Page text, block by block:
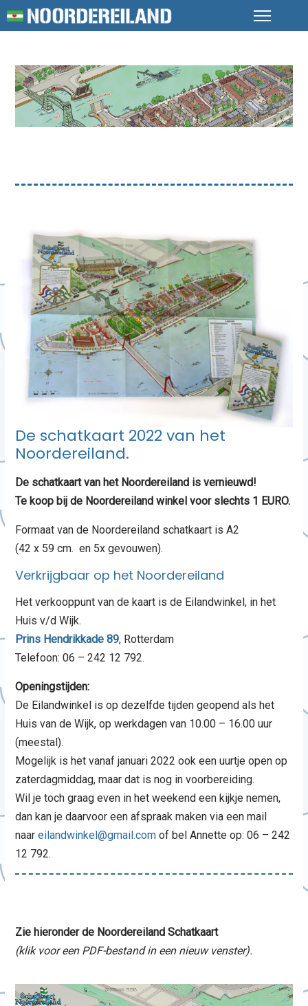
De schatkaart 2022 van het
Noordereiland.
De schatkaart van het Noordereiland is vernieuwd!
Te koop bij de Noordereiland winkel voor slechts 1 EURO.
Formaat van de Noordereiland schatkaart is A2
(42 x 59 cm. en 5x gevouwen).
Verkrijgbaar op het Noordereiland
Het verkooppunt van de kaart is de Eilandwinkel, in het
Huis v/d Wijk.
Prins Hendrikkade 89, Rotterdam
Telefoon: 06 – 242 12 792.
Openingstijden:
De Eilandwinkel is op dezelfde tijden geopend als het
Huis van de Wijk, op werkdagen van 10.00 – 16.00 uur
(meestal).
Mogelijk is het vanaf januari 2022 ook een uurtje open op
zaterdagmiddag, maar dat is nog in voorbereiding.
Wil je toch graag even in het weekend een kijkje nemen,
dan kan je daarvoor een afspraak maken via een mail
naar eilandwinkel@gmail.com of bel Annette op: 06 – 242
12 792.
Zie hieronder de Noordereiland Schatkaart
(klik voor een PDF-bestand in een nieuw venster).